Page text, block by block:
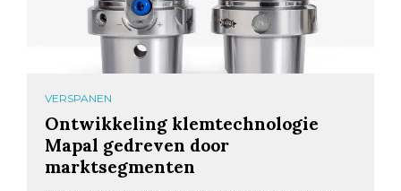
VERSPANEN
Ontwikkeling klemtechnologie
Mapal gedreven door
marktsegmenten